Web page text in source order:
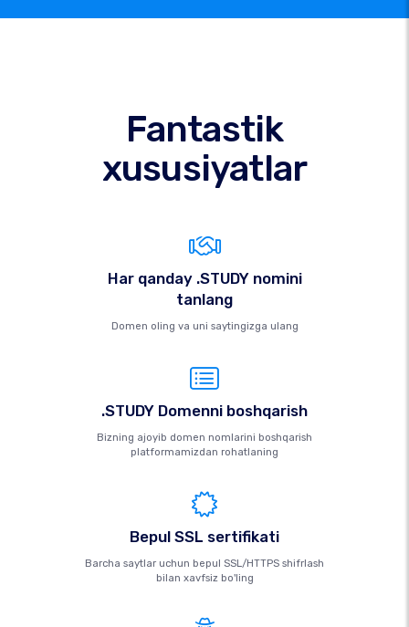
Fantastik
xususiyatlar
Har qanday .STUDY nomini
tanlang
Domen oling va uni saytingizga ulang
.STUDY Domenni boshqarish
Bizning ajoyib domen nomlarini boshqarish
platformamizdan rohatlaning
Bepul SSL sertifikati
Barcha saytlar uchun bepul SSL/HTTPS shifrlash
bilan xavfsiz bo'ling